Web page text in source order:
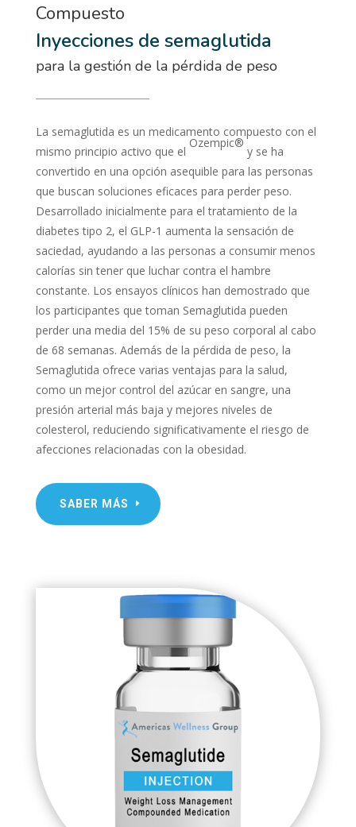
Compuesto
Inyecciones de semaglutida
para la gestión de la pérdida de peso
La semaglutida es un medicamento compuesto con el
mismo principio activo que el
Ozempic®
y se ha
convertido en una opción asequible para las personas
que buscan soluciones eficaces para perder peso.
Desarrollado inicialmente para el tratamiento de la
diabetes tipo 2, el GLP-1 aumenta la sensación de
saciedad, ayudando a las personas a consumir menos
calorías sin tener que luchar contra el hambre
constante. Los ensayos clínicos han demostrado que
los participantes que toman Semaglutida pueden
perder una media del 15% de su peso corporal al cabo
de 68 semanas. Además de la pérdida de peso, la
Semaglutida ofrece varias ventajas para la salud,
como un mejor control del azúcar en sangre, una
presión arterial más baja y mejores niveles de
colesterol, reduciendo significativamente el riesgo de
afecciones relacionadas con la obesidad.
SABER MÁS